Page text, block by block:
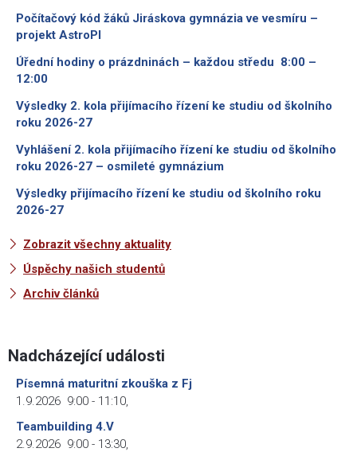
Počítačový kód žáků Jiráskova gymnázia ve vesmíru –
projekt AstroPI
Úřední hodiny o prázdninách – každou středu 8:00 –
12:00
Výsledky 2. kola přijímacího řízení ke studiu od školního
roku 2026-27
Vyhlášení 2. kola přijímacího řízení ke studiu od školního
roku 2026-27 – osmileté gymnázium
Výsledky přijímacího řízení ke studiu od školního roku
2026-27
Zobrazit všechny aktuality
Úspěchy našich studentů
Archiv článků
Nadcházející události
Písemná maturitní zkouška z Fj
1.9.2026 9:00 - 11:10,
Teambuilding 4.V
2.9.2026 9:00 - 13:30,